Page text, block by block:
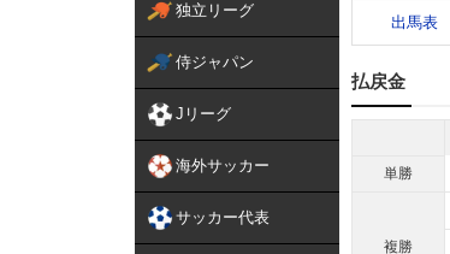
独立リーグ
侍ジャパン
Jリーグ
海外サッカー
サッカー代表
出馬表
払戻金
単勝
複勝